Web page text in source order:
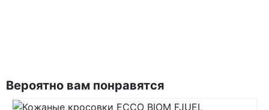
Вероятно вам понравятся